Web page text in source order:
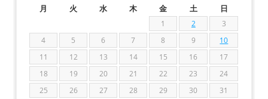
月 火 水 木 金 土 日
1 2
3
4
5 6 7 8 9
10
11
12 13 14 15 16
17
18
19 20 21 22 23
24
25
26 27 28 29 30
31